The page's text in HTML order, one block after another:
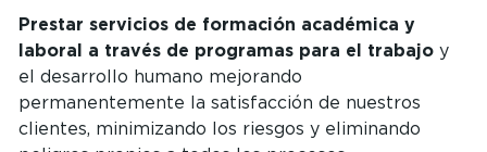
Prestar servicios de formación académica y
laboral a través de programas para el trabajo y
el desarrollo humano mejorando
permanentemente la satisfacción de nuestros
clientes, minimizando los riesgos y eliminando